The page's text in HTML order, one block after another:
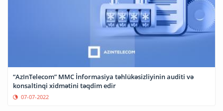
“AzInTelecom” MMC İnformasiya təhlükəsizliyinin auditi və
konsaltinqi xidmətini təqdim edir
07-07-2022